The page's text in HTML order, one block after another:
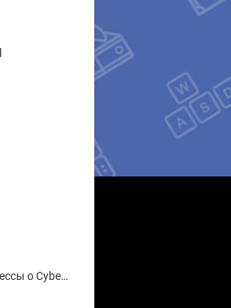
Первые отзывы прессы о Cyberpunk 2077